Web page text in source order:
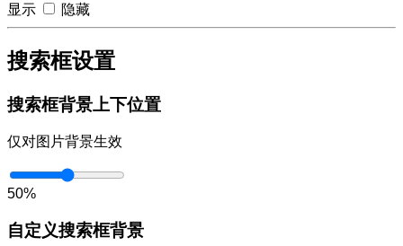
显示 隐藏
搜索框设置
搜索框背景上下位置
仅对图片背景生效
50%
自定义搜索框背景